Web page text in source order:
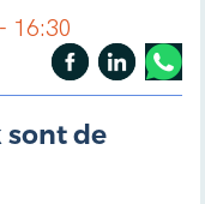
16:30
sont de